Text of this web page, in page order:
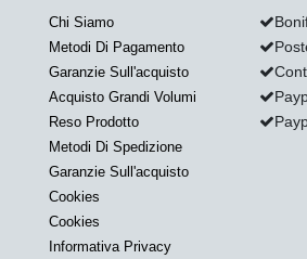
Chi Siamo
Metodi Di Pagamento
Garanzie Sull'acquisto
Acquisto Grandi Volumi
Reso Prodotto
Metodi Di Spedizione
Garanzie Sull'acquisto
Cookies
Cookies
Informativa Privacy